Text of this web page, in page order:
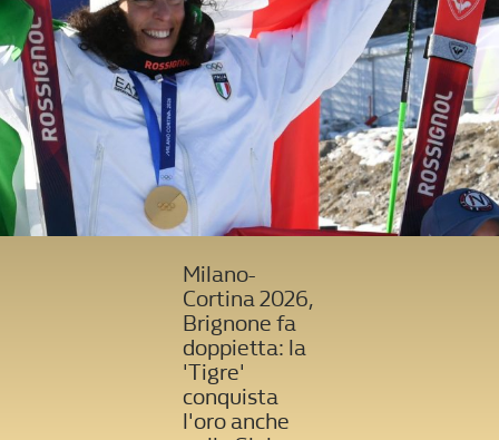
Milano-
Cortina 2026,
Brignone fa
doppietta: la
'Tigre'
conquista
l'oro anche